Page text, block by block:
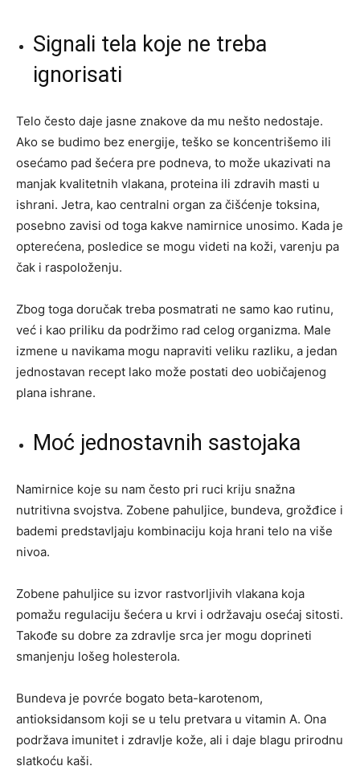
Signali tela koje ne treba
ignorisati
Telo često daje jasne znakove da mu nešto nedostaje.
Ako se budimo bez energije, teško se koncentrišemo ili
osećamo pad šećera pre podneva, to može ukazivati na
manjak kvalitetnih vlakana, proteina ili zdravih masti u
ishrani. Jetra, kao centralni organ za čišćenje toksina,
posebno zavisi od toga kakve namirnice unosimo. Kada je
opterećena, posledice se mogu videti na koži, varenju pa
čak i raspoloženju.
Zbog toga doručak treba posmatrati ne samo kao rutinu,
već i kao priliku da podržimo rad celog organizma. Male
izmene u navikama mogu napraviti veliku razliku, a jedan
jednostavan recept lako može postati deo uobičajenog
plana ishrane.
Moć jednostavnih sastojaka
Namirnice koje su nam često pri ruci kriju snažna
nutritivna svojstva. Zobene pahuljice, bundeva, grožđice i
bademi predstavljaju kombinaciju koja hrani telo na više
nivoa.
Zobene pahuljice su izvor rastvorljivih vlakana koja
pomažu regulaciju šećera u krvi i održavaju osećaj sitosti.
Takođe su dobre za zdravlje srca jer mogu doprineti
smanjenju lošeg holesterola.
Bundeva je povrće bogato beta-karotenom,
antioksidansom koji se u telu pretvara u vitamin A. Ona
podržava imunitet i zdravlje kože, ali i daje blagu prirodnu
slatkoću kaši.